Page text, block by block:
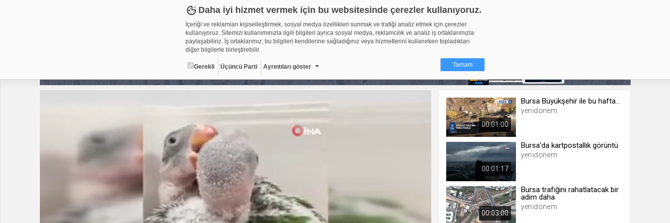
Daha iyi hizmet vermek için bu websitesinde çerezler kullanıyoruz.
İçeriği ve reklamları kişiselleştirmek, sosyal medya özellikleri sunmak ve trafiği analiz etmek için çerezler
kullanıyoruz. Sitemizi kullanımınızla ilgili bilgileri ayrıca sosyal medya, reklamcılık ve analiz iş ortaklarımızla
paylaşabiliriz. İş ortaklarımız, bu bilgileri kendilerine sağladığınız veya hizmetlerini kullanırken topladıkları
diğer bilgilerle birleştirebilir.
Gerekli Üçüncü Parti Ayrıntıları göster Tamam
Çerezler, web-sitelerinin, kullanıcıların deneyimlerini daha verimli hale getirmek amacıyla kullandığı küçük
metin dosyalarıdır. Yasalara göre, bu sitenin işletilmesi için kesinlikle gerekli olan çerezleri cihazınıza
yerleştirebiliyoruz. Diğer çerez türleri için sizden izin almamız gerekiyor. Bu site farklı çerez türleri
kullanmaktadır. Bazı çerezler, sayfalarımızda yer alan üçüncü şahıs hizmetleri tarafından yerleştirilir. İzniniz şu
alanlar için geçerlidir: web.tv
Gerekli 8
Gerekli çerezler, sayfada gezinme ve web-sitesinin güvenli alanlarına
erişim gibi temel işlevleri sağlayarak web-sitesinin daha kullanışlı hale
getirilmesine yardımcı olur. Web-sitesi bu çerezler olmadan doğru bir
şekilde işlev gösteremez.
Adı Süresi Türü
GDPR
Genel veri koruma
düzenlemesi
10 yıl
Üçüncü Parti 10
00:01:00
Bursa Büyükşehir ile bu hafta...
yenidonem
00:01:17
Bursa’da kartpostallık görüntü
yenidonem
00:03:00
Bursa trafiğini rahatlatacak bir
adım daha
yenidonem